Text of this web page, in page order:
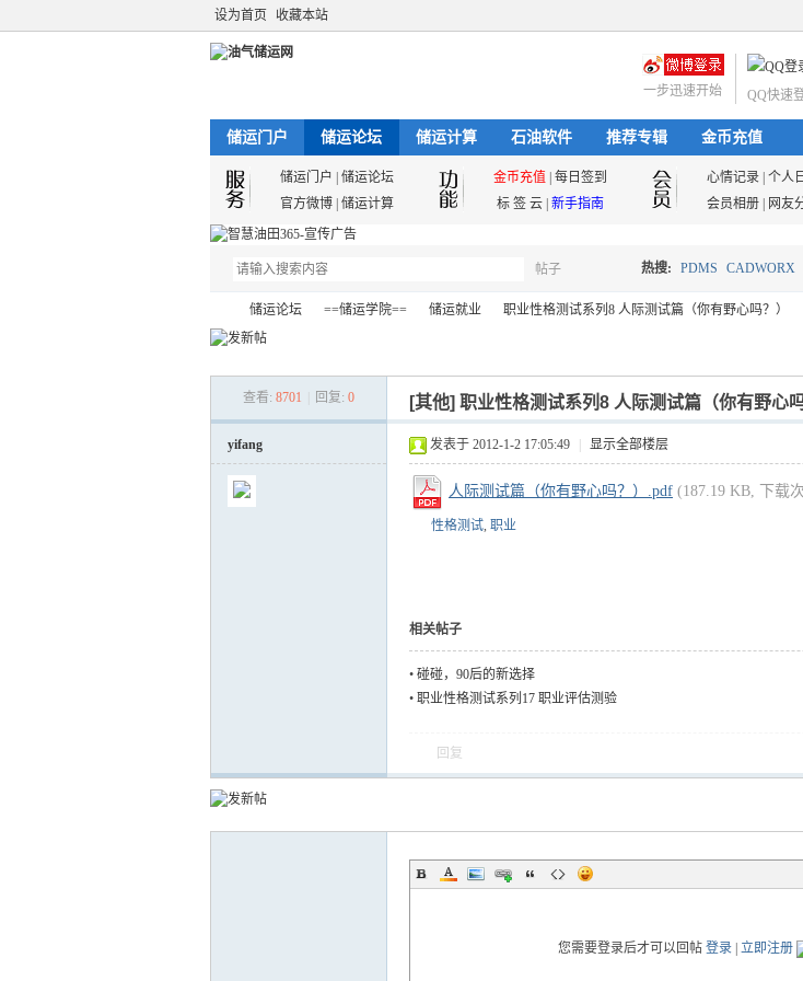
设为首页 收藏本站
QQ快速
一步迅速开始
储运门户 储运论坛 储运计算 石油软件 推荐专辑 金币充值
储运门户 储运论坛 金币充值 每日签到 心情记录 个人
官方微博 储运计算 标 签 云 新手指南 会员相册 网友
帖子
搜
索
热搜: PDMS CADWORX
油气储运
储运论坛 ==储运学院== 储运就业
›
职业性格测试系列8 人际测试篇（你有野心吗？）
查看: 8701 回复: 0 [其他] 职业性格测试系列8 人际测试篇（你有野心吗
yifang 发表于 2012-1-2 17:05:49 显示全部楼层
人际测试篇（你有野心吗？）.pdf (187.19 KB, 下载
性格测试, 职业
相关帖子
• 碰碰，90后的新选择
• 职业性格测试系列17 职业评估测验
回复
您需要登录后才可以回帖 登录| 立即注册